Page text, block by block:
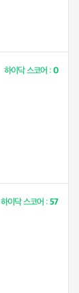
하이닥 스코어 :0
하이닥 스코어 :57